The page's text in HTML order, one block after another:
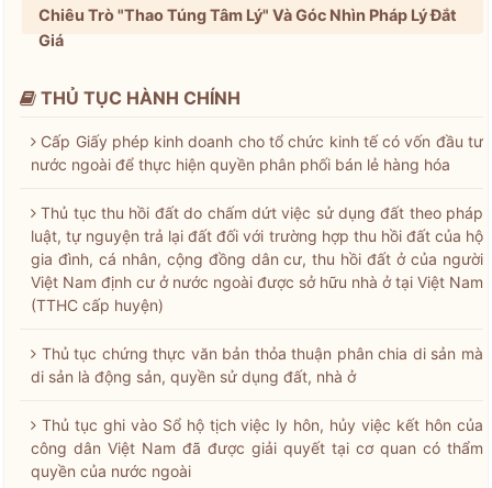
Chiêu Trò "Thao Túng Tâm Lý" Và Góc Nhìn Pháp Lý Đắt
Giá
THỦ TỤC HÀNH CHÍNH
Cấp Giấy phép kinh doanh cho tổ chức kinh tế có vốn đầu tư
nước ngoài để thực hiện quyền phân phối bán lẻ hàng hóa
Thủ tục thu hồi đất do chấm dứt việc sử dụng đất theo pháp
luật, tự nguyện trả lại đất đối với trường hợp thu hồi đất của hộ
gia đình, cá nhân, cộng đồng dân cư, thu hồi đất ở của người
Việt Nam định cư ở nước ngoài được sở hữu nhà ở tại Việt Nam
(TTHC cấp huyện)
Thủ tục chứng thực văn bản thỏa thuận phân chia di sản mà
di sản là động sản, quyền sử dụng đất, nhà ở
Thủ tục ghi vào Sổ hộ tịch việc ly hôn, hủy việc kết hôn của
công dân Việt Nam đã được giải quyết tại cơ quan có thẩm
quyền của nước ngoài